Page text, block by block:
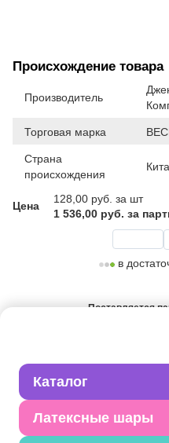
Каталог
Латексные шары
Происхождение товара
Производитель
Торговая марка
Страна
происхождения
Цена
128,00 руб. за шт
1 536,00 руб. за
в
Поставляется
Характеристики
Статус
Событие